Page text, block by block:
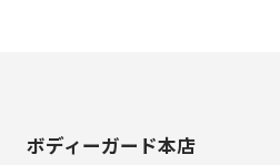
ボディーガード本店